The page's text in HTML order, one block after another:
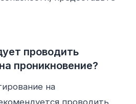
проводить
проникновение?
на
проводить